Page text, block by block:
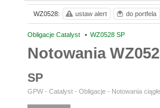
Obligacje Catalyst • WZ0528 SP
Notowania
SP
GPW - Catalyst - Obligacje - Notowania ciągłe
WZ0528: ustaw alert do portfela